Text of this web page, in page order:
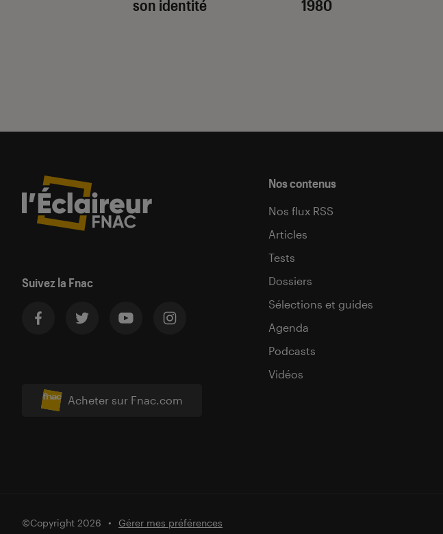
son identité
1980
Suivez la Fnac
Acheter sur Fnac.com
Nos contenus
Nos flux RSS
Articles
Tests
Dossiers
Sélections et guides
Agenda
Podcasts
Vidéos
©Copyright 2026 Gérer mes préférences